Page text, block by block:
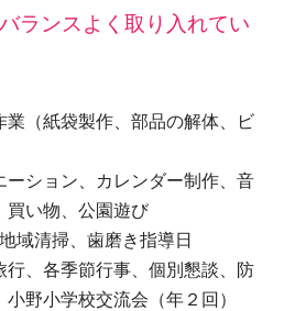
ランスよく取り入れてい
業（紙袋製作、部品の解体、ビ
ーション、カレンダー制作、音
買い物、公園遊び
域清掃、歯磨き指導日
行、各季節行事、個別懇談、防
野小学校交流会（年２回）